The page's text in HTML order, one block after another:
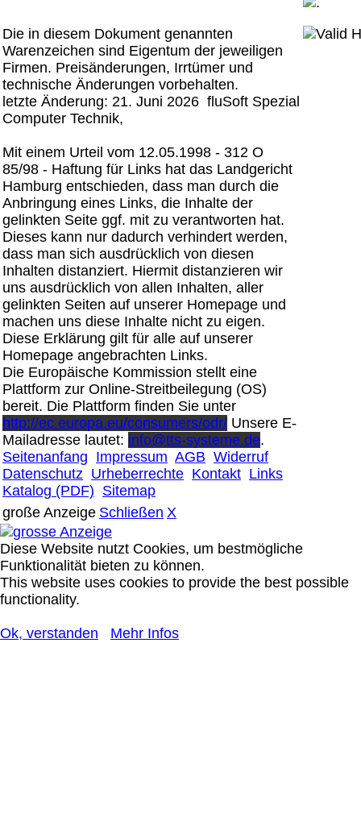
Die in diesem Dokument genannten
Warenzeichen sind Eigentum der jeweiligen
Firmen. Preisänderungen, Irrtümer und
technische Änderungen vorbehalten.
letzte Änderung: 21. Juni 2026 fluSoft Spezial
Computer Technik,
Mit einem Urteil vom 12.05.1998 - 312 O
85/98 - Haftung für Links hat das Landgericht
Hamburg entschieden, dass man durch die
Anbringung eines Links, die Inhalte der
gelinkten Seite ggf. mit zu verantworten hat.
Dieses kann nur dadurch verhindert werden,
dass man sich ausdrücklich von diesen
Inhalten distanziert. Hiermit distanzieren wir
uns ausdrücklich von allen Inhalten, aller
gelinkten Seiten auf unserer Homepage und
machen uns diese Inhalte nicht zu eigen.
Diese Erklärung gilt für alle auf unserer
Homepage angebrachten Links.
Die Europäische Kommission stellt eine
Plattform zur Online-Streitbeilegung (OS)
bereit. Die Plattform finden Sie unter
http://ec.europa.eu/consumers/odr/ Unsere E-
Mailadresse lautet: info@tts-systeme.de.
Seitenanfang Impressum AGB Widerruf
Datenschutz Urheberrechte Kontakt Links
Katalog (PDF) Sitemap
große Anzeige Schließen X
Diese Website nutzt Cookies, um bestmögliche
Funktionalität bieten zu können.
This website uses cookies to provide the best possible
functionality.
Ok, verstanden Mehr Infos